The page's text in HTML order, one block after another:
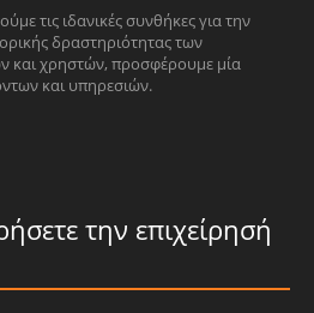
τις ιδανικές συνθήκες για την
δραστηριότητας των
και χρηστών, προσφέρουμε μία
και υπηρεσιών.
την επιχείρησή